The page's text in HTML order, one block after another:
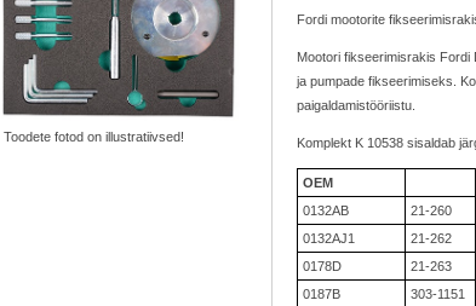
Toodete fotod on illustratiivsed!
Fordi mootorite
Mootori fikseerimisrakis Fordi
ja pumpade fikseerimiseks.
paigaldamistööriistu.
Komplekt K 10538 sisaldab
OEM
0132AB
21-260
0132AJ1
21-262
0178D
21-263
0187B
303-1151